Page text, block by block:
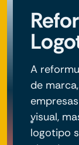
A
de
visual,
logotipo